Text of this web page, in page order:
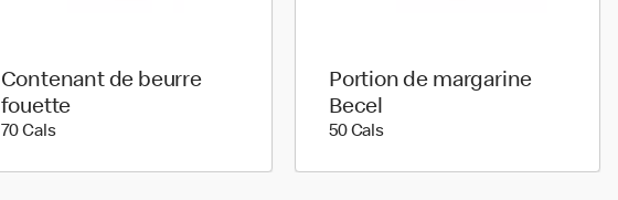
Contenant de beurre
fouette
70 Cals70 calories
Portion de margarine
Becel
50 Cals50 calories